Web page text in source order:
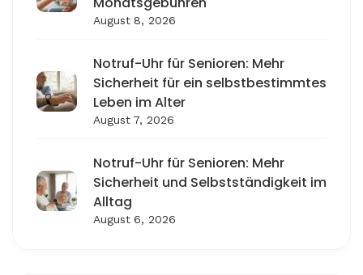
August 8, 2026
Notruf-Uhr für Senioren: Mehr
Sicherheit für ein selbstbestimmtes
Leben im Alter
August 7, 2026
Notruf-Uhr für Senioren: Mehr
Sicherheit und Selbstständigkeit im
Alltag
August 6, 2026